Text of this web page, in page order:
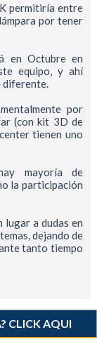
permitiría entre
por tener
en Octubre en
equipo, y ahí
diferente.
por
(con kit 3D de
tienen uno
mayoría de
la participación
a dudas en
dejando de
tanto tiempo
CLICK AQUI